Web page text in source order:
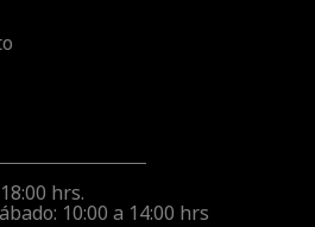
hrs.
10:00 a 14:00 hrs